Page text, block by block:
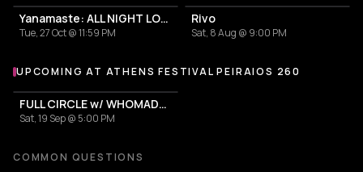
Yanamaste: ALL NIGHT LONG
Tue, 27 Oct @ 11:59 PM
Rivo
Sat, 8 Aug @ 9:00 PM
More events at Athens Festival Peiraios 260
UPCOMING AT ATHENS FESTIVAL PEIRAIOS 260
FULL CIRCLE w/ WHOMADEWHO & AVANGART TABLDOT
Sat, 19 Sep @ 5:00 PM
COMMON QUESTIONS